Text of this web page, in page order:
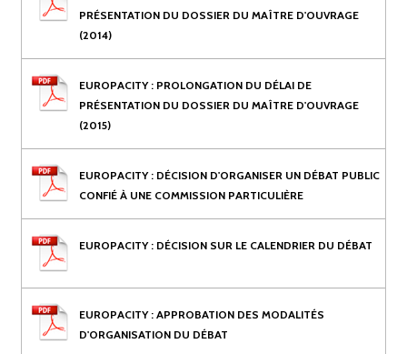
PRÉSENTATION DU DOSSIER DU MAÎTRE D'OUVRAGE
(2014)
EUROPACITY : PROLONGATION DU DÉLAI DE
PRÉSENTATION DU DOSSIER DU MAÎTRE D'OUVRAGE
(2015)
EUROPACITY : DÉCISION D'ORGANISER UN DÉBAT PUBLIC
CONFIÉ À UNE COMMISSION PARTICULIÈRE
EUROPACITY : DÉCISION SUR LE CALENDRIER DU DÉBAT
EUROPACITY : APPROBATION DES MODALITÉS
D'ORGANISATION DU DÉBAT